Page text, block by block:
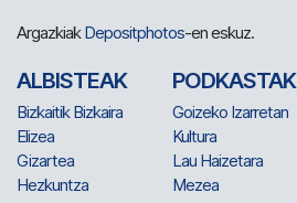
ArgazkiakDepositphotos-en eskuz.
ALBISTEAK
Bizkaitik Bizkaira
Elizea
Gizartea
Hezkuntza
PODKASTAK
Goizeko Izarretan
Kultura
Lau Haizetara
Mezea